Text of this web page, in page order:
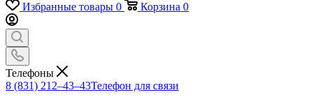
Избранные товары 0 Корзина 0
Телефоны
8 (831) 212–43–43Телефон для связи